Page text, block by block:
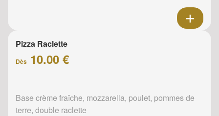
Pizza Raclette
Dès 10.00 €
Base crème fraîche, mozzarella, poulet, pommes de
terre, double raclette